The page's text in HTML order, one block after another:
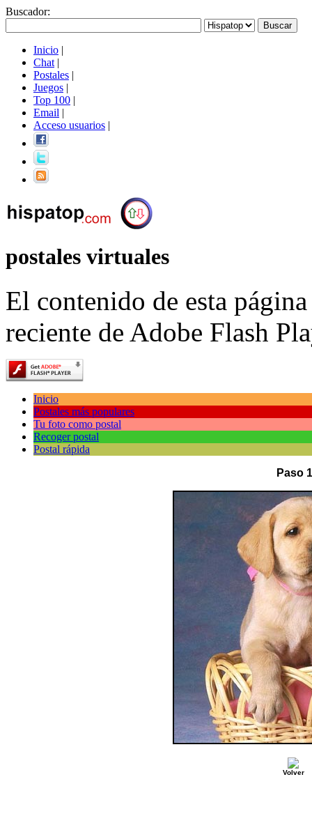
Buscador:
Inicio |
Chat |
Postales |
Juegos |
Top 100 |
Email |
Acceso usuarios |
postales virtuales
El contenido de esta
reciente de Adobe Flash
Inicio
Postales más populares
Tu foto como postal
Recoger postal
Postal rápida
Paso
Volver